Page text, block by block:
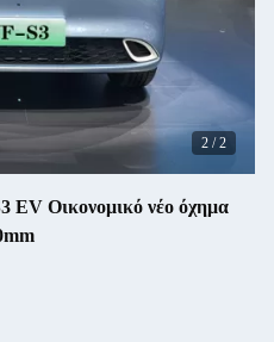
2 /2
EV Οικονομικό νέο όχημα